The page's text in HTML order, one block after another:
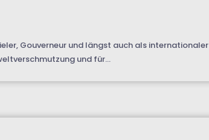
Gouverneur und längst auch als internationaler
und für...